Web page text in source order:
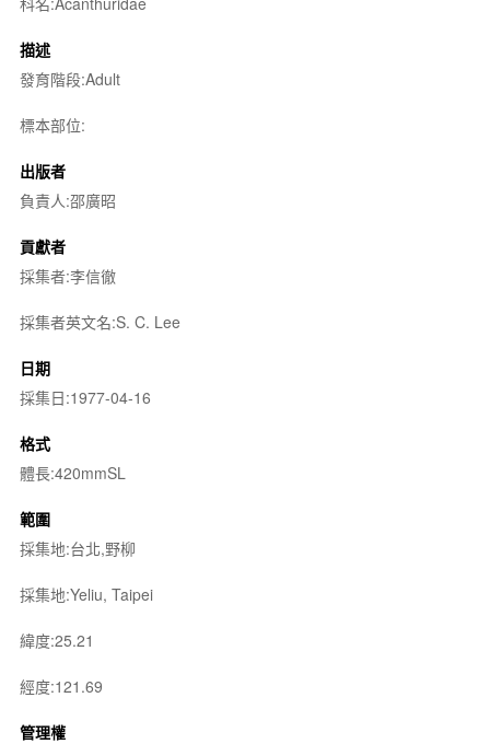
描述
發育階段:Adult
標本部位:
出版者
負責人:邵廣昭
貢獻者
採集者:李信徹
採集者英文名:S. C. Lee
日期
採集日:1977-04-16
格式
體長:420mmSL
範圍
採集地:台北,野柳
採集地:Yeliu, Taipei
緯度:25.21
經度:121.69
管理權